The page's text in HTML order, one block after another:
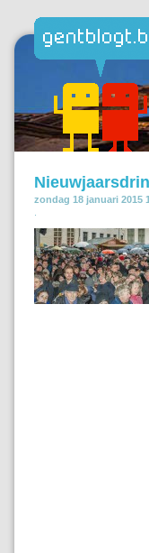
zondag 18 januari 2015